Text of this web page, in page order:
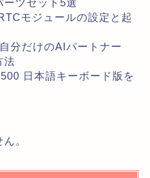
ーツセット5選
モジュールの設定と起
分だけのAIパートナー
法
日本語キーボード版を
。